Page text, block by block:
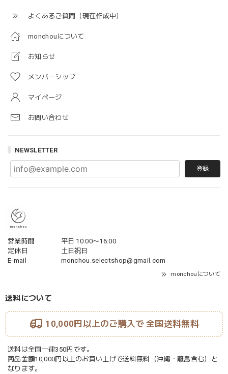
よくあるご質問（現在作成中）
monchouについて
お知らせ
メンバーシップ
マイページ
お問い合わせ
NEWSLETTER
登録
営業時間
平日 10:00〜16:00
定休日
土日祝日
E-mail
monchou.selectshop@gmail.com
monchouについて
送料について
10,000円以上のご購入で 全国送料無料
送料は全国一律350円です。
商品金額10,000円以上のお買い上げで送料無料（沖縄・離島含む）と
なります。